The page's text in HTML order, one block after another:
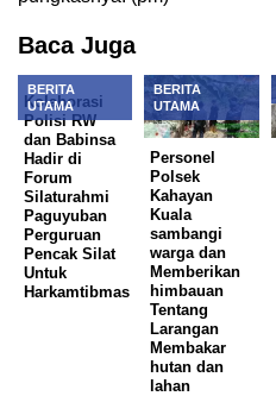
Baca Juga
BERITA
UTAMA
Kolaborasi
Polisi RW
dan Babinsa
Hadir di
Forum
Silaturahmi
Paguyuban
Perguruan
Pencak Silat
Untuk
Harkamtibmas
BERITA
UTAMA
Personel
Polsek
Kahayan
Kuala
sambangi
warga dan
Memberikan
himbauan
Tentang
Larangan
Membakar
hutan dan
lahan